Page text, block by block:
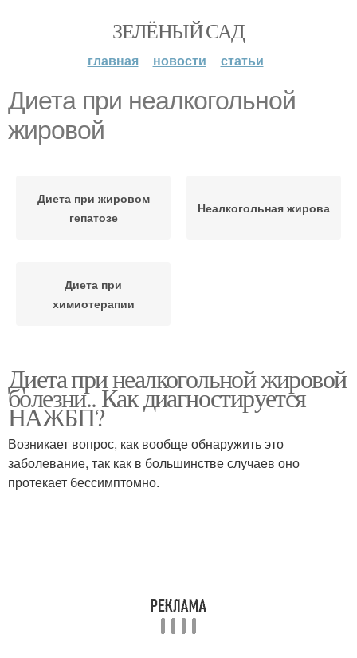
ЗЕЛЁНЫЙ САД
главная новости статьи
Диета при неалкогольной
жировой
Диета при жировом
гепатозе
Неалкогольная жирова
Диета при
химиотерапии
Диета при неалкогольной жировой
болезни.. Как диагностируется
НАЖБП?
Возникает вопрос, как вообще обнаружить это
заболевание, так как в большинстве случаев оно
протекает бессимптомно.